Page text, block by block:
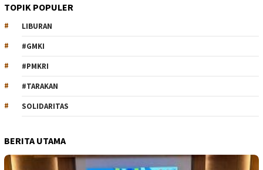
TOPIK POPULER
LIBURAN
#GMKI
#PMKRI
#TARAKAN
SOLIDARITAS
BERITA UTAMA